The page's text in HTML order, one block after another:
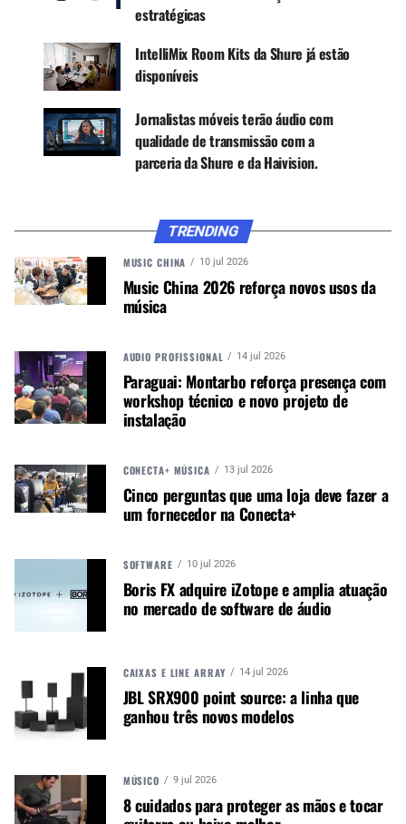
produtos Microflex ® da Shure no mercado e
Stem como a proposta ideal para usuários finais
que buscam áudio simplificado para suas
soluções dos Ecossistemas Stem e Microflex da
Shure oferecem aos clientes opções de sistemas
de áudio completos para que tenham a melhor
implementação.
ECOSSISTEMA STEM
Um áudio de melhor qualidade não precisa ser
complicado. Com as soluções do Ecossistema
Stem, qualquer pessoa tem a liberdade de
perfeita em qualquer espaço de colaboração.
Como os produtos do Ecossistema Stem foram
projetados para qualquer pessoa e qualquer sala,
os clientes podem facilmente projetar, instalar e
equipamentos contam com o respaldo de uma
plataforma robusta de ferramentas desenvolvidas
estratégicas
IntelliMix Room Kits da Shure já estão
disponíveis
Jornalistas móveis terão áudio com
qualidade de transmissão com a
parceria da Shure e da Haivision.
TRENDING
MUSIC CHINA 10 jul 2026
Music China 2026 reforça novos usos da
música
AUDIO PROFISSIONAL 14 jul 2026
Paraguai: Montarbo reforça presença com
workshop técnico e novo projeto de
instalação
CONECTA+ MÚSICA 13 jul 2026
Cinco perguntas que uma loja deve fazer a
um fornecedor na Conecta+
SOFTWARE 10 jul 2026
Boris FX adquire iZotope e amplia atuação
no mercado de software de áudio
CAIXAS E LINE ARRAY 14 jul 2026
JBL SRX900 point source: a linha que
ganhou três novos modelos
MÚSICO 9 jul 2026
8 cuidados para proteger as mãos e tocar